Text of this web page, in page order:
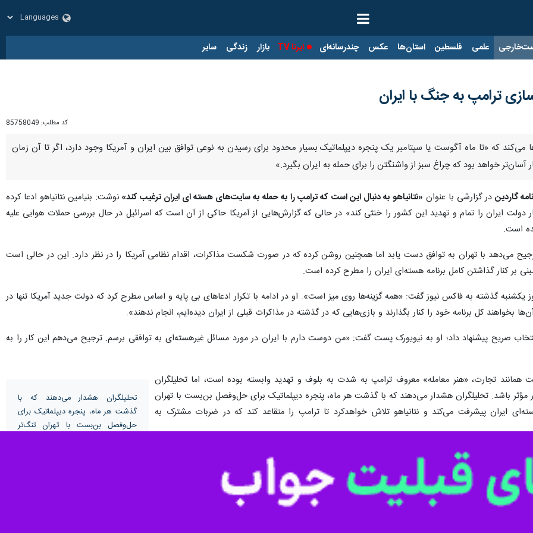
علمی فلسطین استان‌ها عکس چندرسانه‌ای ایرنا TV بازار زندگی سایر
ترامپ به جنگ با ایران
کد مطلب: 85758049